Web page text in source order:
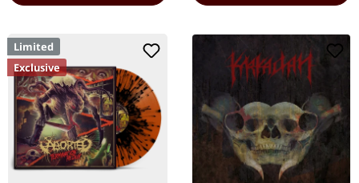
Limited
Exclusive